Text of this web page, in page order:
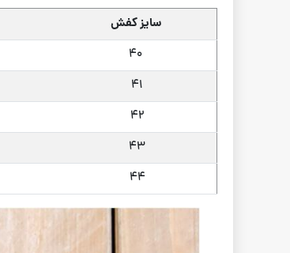
سایز کفش
41
42
43
44